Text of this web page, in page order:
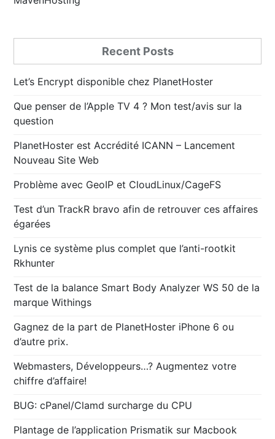
Recent Posts
Let’s Encrypt disponible chez PlanetHoster
Que penser de l’Apple TV 4 ? Mon test/avis sur la
question
PlanetHoster est Accrédité ICANN – Lancement
Nouveau Site Web
Problème avec GeoIP et CloudLinux/CageFS
Test d’un TrackR bravo afin de retrouver ces affaires
égarées
Lynis ce système plus complet que l’anti-rootkit
Rkhunter
Test de la balance Smart Body Analyzer WS 50 de la
marque Withings
Gagnez de la part de PlanetHoster iPhone 6 ou
d’autre prix.
Webmasters, Développeurs…? Augmentez votre
chiffre d’affaire!
BUG: cPanel/Clamd surcharge du CPU
Plantage de l’application Prismatik sur Macbook